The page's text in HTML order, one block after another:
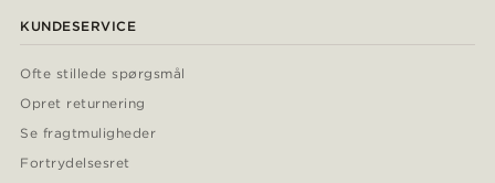
KUNDESERVICE
Ofte stillede spørgsmål
Opret returnering
Se fragtmuligheder
Fortrydelsesret